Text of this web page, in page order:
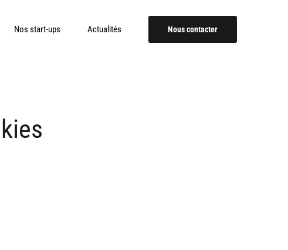
Nos start-ups Actualités Nous contacter